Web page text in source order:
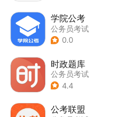
学院公考
公务员考试
0.0
时政题库
公务员考试
4.4
公考联盟